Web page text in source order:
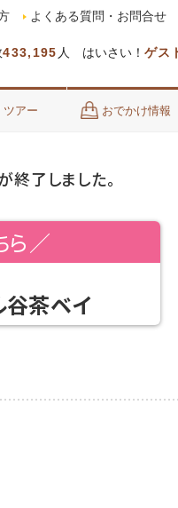
433,195 人 はいさい！ ゲス
よくある質問・お問合せ
ツアー おでかけ情報
終了しました。
ら／
谷茶ベイ